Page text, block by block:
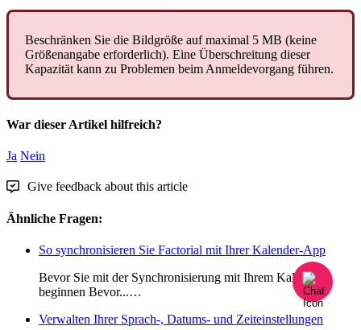
Beschränken Sie die Bildgröße auf maximal 5 MB (keine
Größenangabe erforderlich). Eine Überschreitung dieser
Kapazität kann zu Problemen beim Anmeldevorgang führen.
War dieser Artikel hilfreich?
Ja Nein
Give feedback about this article
Ähnliche Fragen:
So synchronisieren Sie Factorial mit Ihrer Kalender-App
Bevor Sie mit der Synchronisierung mit Ihrem Kalender
beginnen Bevor...…
Verwalten Ihrer Sprach-, Datums- und Zeiteinstellungen